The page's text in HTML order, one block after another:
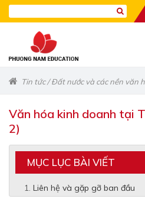
Tin tức/Đất nước và các nền văn
Văn hóa kinh doanh tại
2)
MỤC LỤC BÀI VIẾT
Liên hệ và gặp gỡ ban đầu